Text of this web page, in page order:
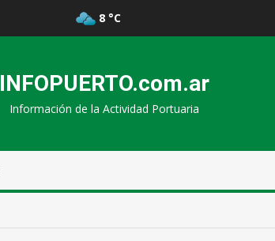
8 °C
INFOPUERTO.com.ar
Información de la Actividad Portuaria